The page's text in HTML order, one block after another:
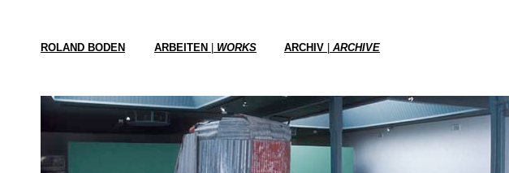
ROLAND BODEN ARBEITEN WORKS ARCHIV ARCHIVE